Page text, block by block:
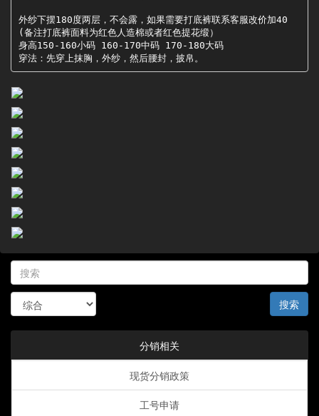
外纱下摆180度两层，不会露，如果需要打底裤联系客服改价加40
(备注打底裤面料为红色人造棉或者红色提花缎）
身高150-160小码 160-170中码 170-180大码
穿法：先穿上抹胸，外纱，然后腰封，披帛。
搜索
分销相关
现货分销政策
工号申请